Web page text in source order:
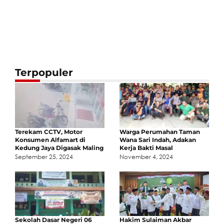
Terpopuler
Terekam CCTV, Motor
Konsumen Alfamart di
Kedung Jaya Digasak Maling
September 25, 2024
Warga Perumahan Taman
Wana Sari Indah, Adakan
Kerja Bakti Masal
November 4, 2024
Sekolah Dasar Negeri 06 Hakim Sulaiman Akbar